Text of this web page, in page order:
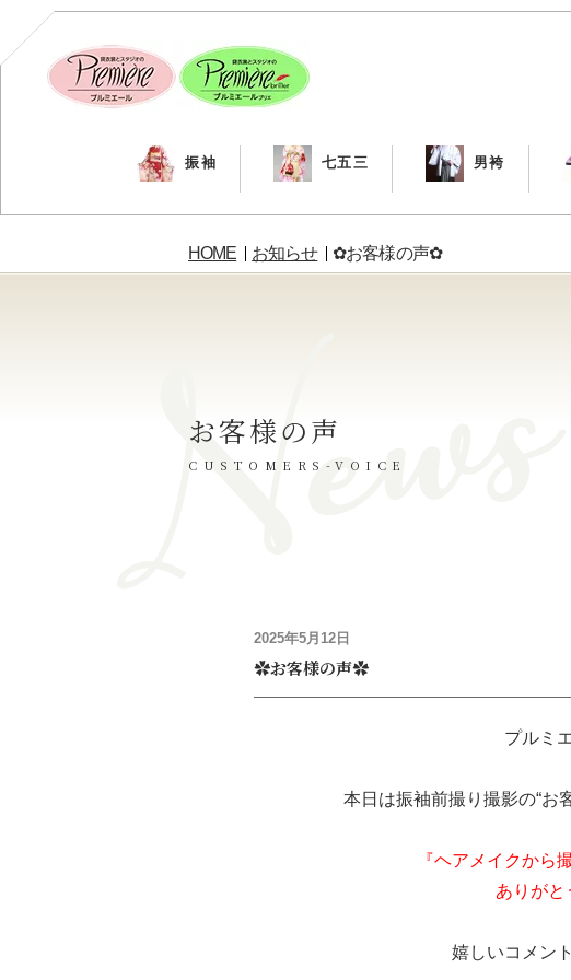
振袖 七五三 男袴
HOME お知らせ ✿お客様の声✿
お客様の声
CUSTOMERS-VOICE
2025年5月12日
✿お客様の声✿
プルミ
本日は振袖前撮り撮影の“お
『ヘアメイクから
ありがと
嬉しいコメン